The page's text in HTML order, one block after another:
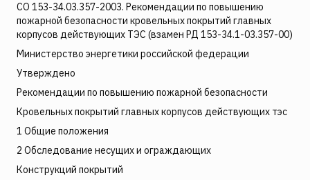
СО 153-34.03.357-2003. Рекомендации по повышению
пожарной безопасности кровельных покрытий главных
корпусов действующих ТЭС (взамен РД 153-34.1-03.357-00)
Министерство энергетики российской федерации
Утверждено
Рекомендации по повышению пожарной безопасности
Кровельных покрытий главных корпусов действующих тэс
1 Общие положения
2 Обследование несущих и ограждающих
Конструкций покрытий